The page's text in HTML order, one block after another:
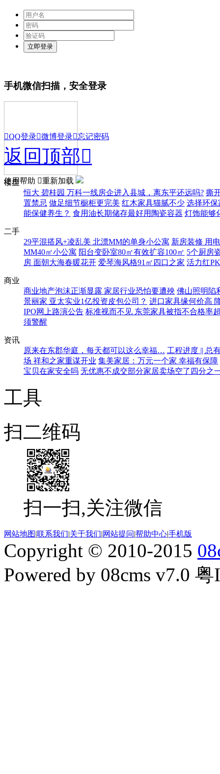
手机微信扫描，安全登录
使用帮助 重新加载
QQ登录微博登录忘记密码
返回顶部
楼盘
恒大 碧桂园 万科一线房企进入县城，离东平还远吗? 撕
置禁忌 做足细节橱柜更完美 红木家具猫腻不少 选择环保
能保健养生？ 食用油长期储存最好用陶瓷容器 灯饰能够
二手
29平混搭风+凌乱美 北漂MM的单身小公寓 新房装修 用
MM40㎡小公寓 阳台变卧室80㎡有效扩容100㎡ 5个厨房
房 面朝大海春暖花开 爱琴海风格91㎡四口之家 活力红
商业
商业地产泡沫正渐显露 家居行业恐怕要遭殃 佛山照明陷
景丽家 亚太实业1亿投资皮包公司？ 进口家具缘何价高
IPO网上路演公告 标准视而不见 东莞家具被指不合格率
须警醒
资讯
原来在东郡华庭，每天都可以这么幸福… 工程进度 || 总
场 祥和之家重谋开业 集美家居：万元一个家 幸福有保障
宝贝在家安全吗 无优惠不成交部分家居卖场空了四分之
工具
扫二维码
扫一扫,关注微信
网站地图|联系我们|关于我们|网站提问|帮助中心|手机版
Copyright © 2010-2015
Powered by 08cms v7.0